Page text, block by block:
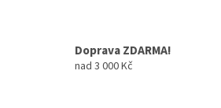
Doprava ZDARMA!
nad 3 000 Kč